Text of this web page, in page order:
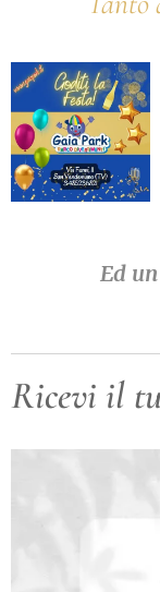
Ed
Ricevi il